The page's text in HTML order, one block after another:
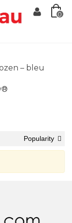
0
– bleu
Popularity